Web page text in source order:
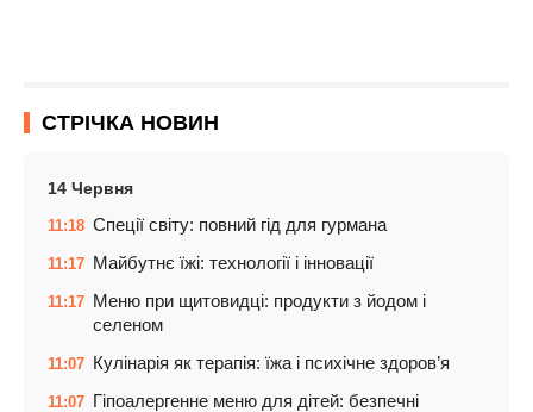
СТРІЧКА НОВИН
14 Червня
11:18 Спеції світу: повний гід для гурмана
11:17 Майбутнє їжі: технології і інновації
11:17 Меню при щитовидці: продукти з йодом і
селеном
11:07 Кулінарія як терапія: їжа і психічне здоров’я
11:07 Гіпоалергенне меню для дітей: безпечні